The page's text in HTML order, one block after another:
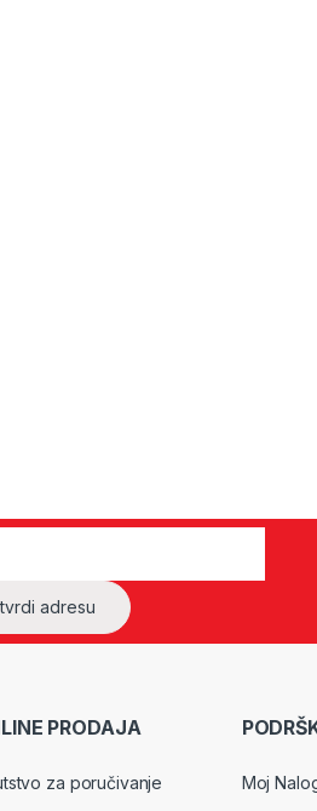
PRODAJA
za poručivanje
Moj